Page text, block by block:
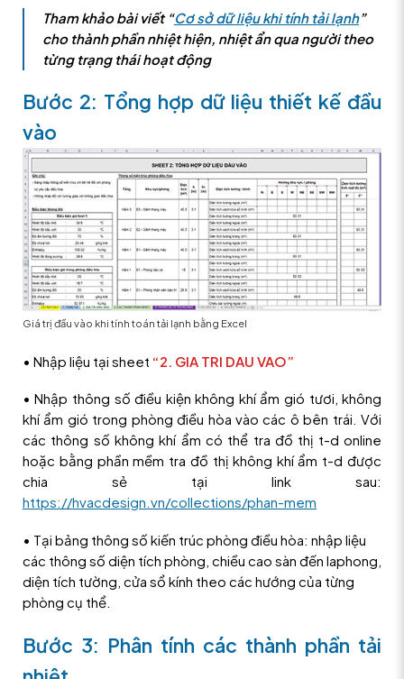
Tham khảo bài viết “Cơ sở dữ liệu khi tính tải lạnh”
cho thành phần nhiệt hiện, nhiệt ẩn qua người theo
từng trạng thái hoạt động
Bước 2: Tổng hợp dữ liệu thiết kế đầu
vào
Giá trị đầu vào khi tính toán tải lạnh bằng Excel
• Nhập liệu tại sheet “2. GIA TRI DAU VAO”
• Nhập thông số điều kiện không khí ẩm gió tươi, không
khí ẩm gió trong phòng điều hòa vào các ô bên trái. Với
các thông số không khí ẩm có thể tra đồ thị t-d online
hoặc bằng phần mềm tra đồ thị không khí ẩm t-d được
chia sẻ tại link sau:
https://hvacdesign.vn/collections/phan-mem
• Tại bảng thông số kiến trúc phòng điều hòa: nhập liệu
các thông số diện tích phòng, chiều cao sàn đến laphong,
diện tích tường, cửa sổ kính theo các hướng của từng
phòng cụ thể.
Bước 3: Phân tính các thành phần tải